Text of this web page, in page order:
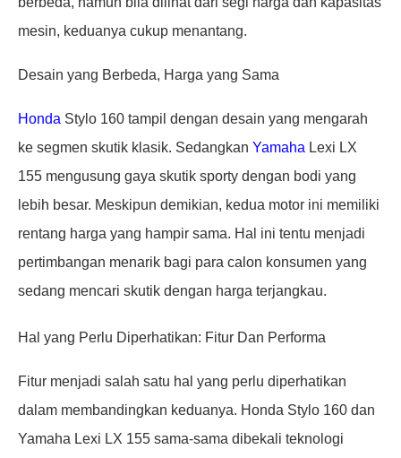
mesin, keduanya cukup menantang.
Desain yang Berbeda, Harga yang Sama
Honda Stylo 160 tampil dengan desain yang mengarah
ke segmen skutik klasik. Sedangkan Yamaha Lexi LX
155 mengusung gaya skutik sporty dengan bodi yang
lebih besar. Meskipun demikian, kedua motor ini memiliki
rentang harga yang hampir sama. Hal ini tentu menjadi
pertimbangan menarik bagi para calon konsumen yang
sedang mencari skutik dengan harga terjangkau.
Hal yang Perlu Diperhatikan: Fitur Dan Performa
Fitur menjadi salah satu hal yang perlu diperhatikan
dalam membandingkan keduanya. Honda Stylo 160 dan
Yamaha Lexi LX 155 sama-sama dibekali teknologi